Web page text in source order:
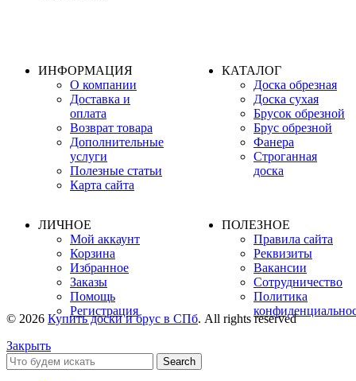
ИНФОРМАЦИЯ
О компании
Доставка и
оплата
Возврат товара
Дополнительные
услуги
Полезные статьи
Карта сайта
КАТАЛОГ
Доска обрезная
Доска сухая
Брусок обрезной
Брус обрезной
Фанера
Строганная
доска
ЛИЧНОЕ
Мой аккаунт
Корзина
Избранное
Заказы
Помощь
Регистрация
ПОЛЕЗНОЕ
Правила сайта
Реквизиты
Вакансии
Сотрудничество
Политика
© 2026 Купить доски и брус в СПб. All rights reserved
Закрыть
Search